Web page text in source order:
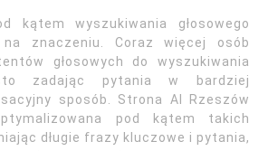
kątem wyszukiwania głosowego
znaczeniu. Coraz więcej osób
głosowych do wyszukiwania
zadając pytania w bardziej
sposób. Strona AI Rzeszów
pod kątem takich
długie frazy kluczowe i pytania,